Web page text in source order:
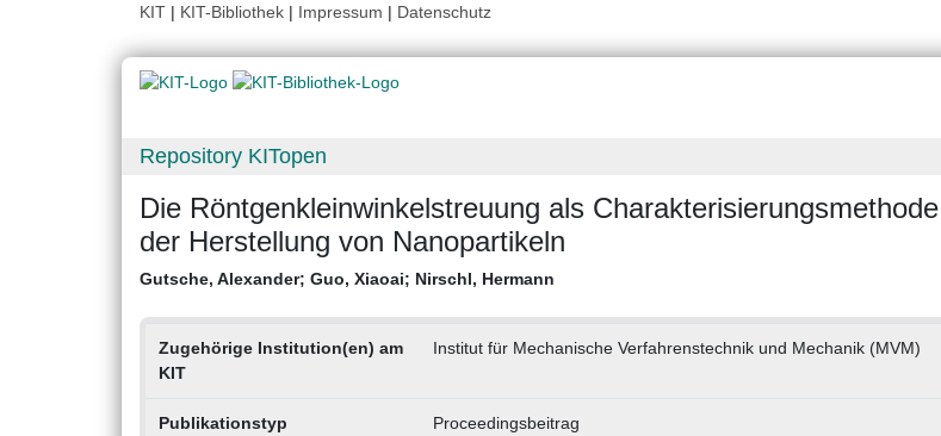
KIT | KIT-Bibliothek | Impressum | Datenschutz
Repository KITopen
Die Röntgenkleinwinkelstreuung als
der Herstellung von Nanopartikeln
Gutsche, Alexander; Guo, Xiaoai; Nirschl, Hermann
Zugehörige Institution(en) am
KIT
Institut für Mechanische Verfahrenstechnik und Mechanik (MVM)
Publikationstyp Proceedingsbeitrag